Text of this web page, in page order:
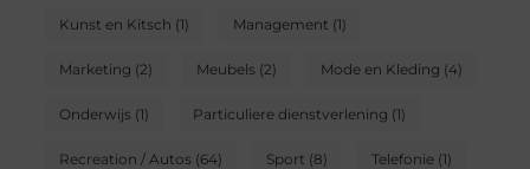
Kunst en Kitsch (1) Management (1)
Marketing (2) Meubels (2) Mode en Kleding (4)
Onderwijs (1) Particuliere dienstverlening (1)
Recreation / Autos (64) Sport (8) Telefonie (1)